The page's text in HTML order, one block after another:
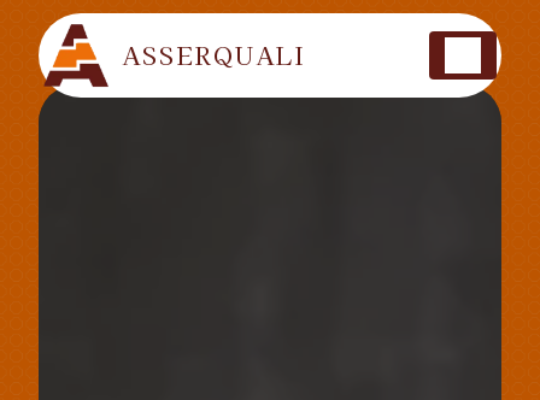
ASSERQUALI
Panneau de gestion des cookies